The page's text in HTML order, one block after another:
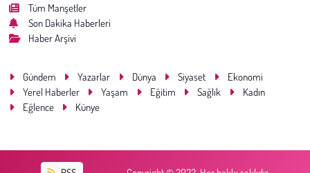
Tüm Manşetler
Son Dakika Haberleri
Haber Arşivi
Gündem Yazarlar Dünya Siyaset
Ekonomi
Yerel Haberler
Yaşam Eğitim Sağlık
Kadın
Eğlence
Künye